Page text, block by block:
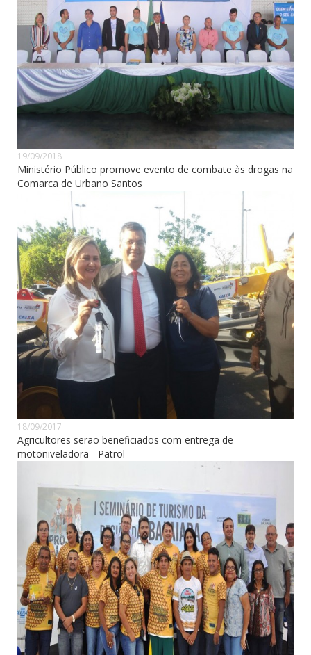
19/09/2018
Ministério Público promove evento de combate às drogas na
Comarca de Urbano Santos
18/09/2017
Agricultores serão beneficiados com entrega de
motoniveladora - Patrol